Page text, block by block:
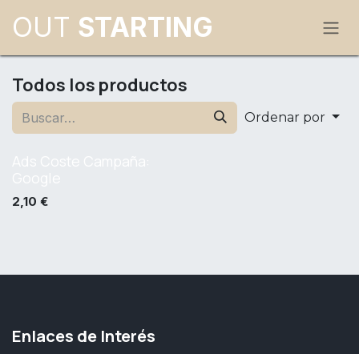
OUT STARTING
Todos los productos
Ordenar por
2,10 €
Enlaces de Interés